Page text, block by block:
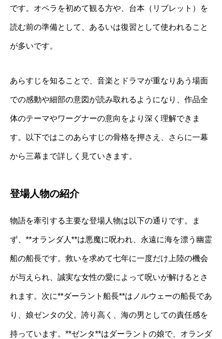
です。オペラを初めて観る方や、台本（リブレット）を
読む前の準備として、あるいは復習として使われること
が多いです。
あらすじを知ることで、音楽とドラマが重なりあう場面
での感動や細部の意図が読み取れるようになり、作品全
体のテーマやワーグナーの意向をより深く理解できま
す。以下ではこのあらすじの骨格を押さえ、さらに一幕
から三幕まで詳しく見ていきます。
登場人物の紹介
物語を牽引する主要な登場人物は以下の通りです。ま
ず、**オランダ人**は悪魔に呪われ、永遠に海を漂う幽霊
船の船長です。救いを求めて七年に一度だけ上陸の機会
が与えられ、誠実な女性の愛によって呪いが解けるとさ
れます。次に**ダーラント船長**はノルウェーの船長であ
り、娘ゼンタの父。誇り高く、海の男としての責任感を
持っています。**ゼンタ**はダーラントの娘で、オランダ